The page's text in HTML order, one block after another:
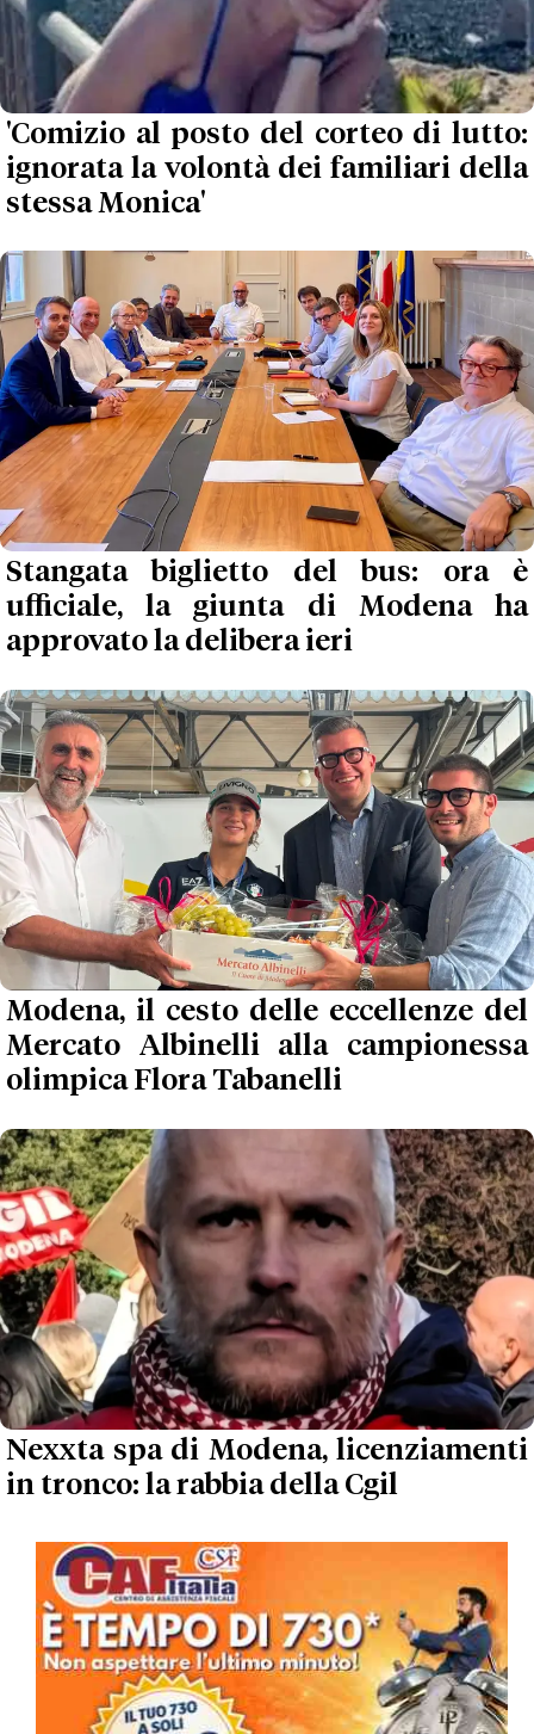
'Comizio al posto del corteo di lutto:
ignorata la volontà dei familiari della
stessa Monica'
Stangata biglietto del bus: ora è
ufficiale, la giunta di Modena ha
approvato la delibera ieri
Modena, il cesto delle eccellenze del
Mercato Albinelli alla campionessa
olimpica Flora Tabanelli
Nexxta spa di Modena, licenziamenti
in tronco: la rabbia della Cgil